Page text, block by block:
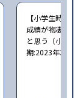
【小学生時の通
成績が物凄く悪
と思う（小学6
期:2023年3月）